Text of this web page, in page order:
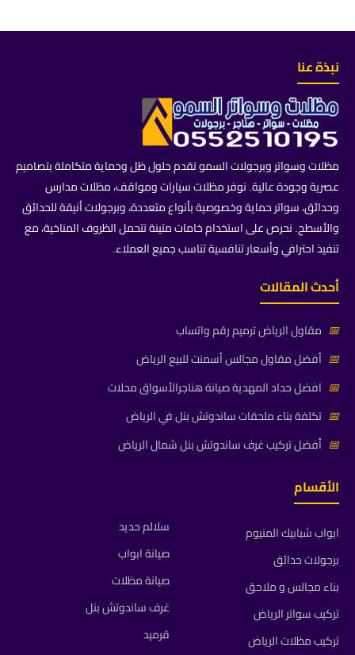
نبذة عنا
مظلات وسواتر وبرجولات السمو تقدم حلول ظل وحماية متكاملة بتصاميم
عصرية وجودة عالية. نوفر مظلات سيارات ومواقف، مظلات مدارس
وحدائق، سواتر حماية وخصوصية بأنواع متعددة، وبرجولات أنيقة للحدائق
والأسطح. نحرص على استخدام خامات متينة تتحمل الظروف المناخية، مع
تنفيذ احترافي وأسعار تنافسية تناسب جميع العملاء.
أحدث المقالات
📅 مقاول الرياض ترميم رقم واتساب
📅 أفضل مقاول مجالس أسمنت للبيع الرياض
📅 افضل حداد المهدية صيانة هناجرالأسواق محلات
📅 تكلفة بناء ملحقات ساندوتش بنل في الرياض
📅 أفضل تركيب غرف ساندوتش بنل شمال الرياض
الأقسام
ابواب شبابيك المنيوم
برجولات حدائق
بناء مجالس و ملاحق
تركيب سواتر الرياض
تركيب مظلات الرياض
سلالم حديد
صيانة ابواب
صيانة مظلات
غرف ساندوتش بنل
قرميد